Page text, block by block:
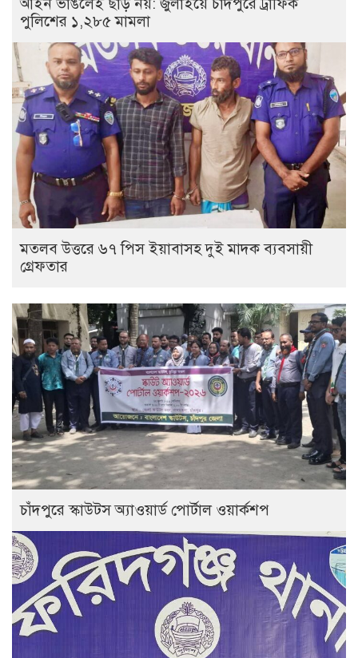
আইন ভাঙলেই ছাড় নয়: জুলাইয়ে চাঁদপুরে ট্রাফিক
পুলিশের ১,২৮৫ মামলা
মতলব উত্তরে ৬৭ পিস ইয়াবাসহ দুই মাদক ব্যবসায়ী
গ্রেফতার
চাঁদপুরে স্কাউটস অ্যাওয়ার্ড পোর্টাল ওয়ার্কশপ